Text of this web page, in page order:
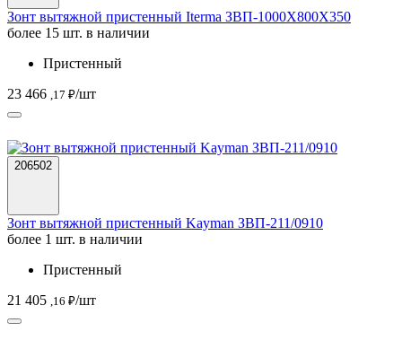
Зонт вытяжной пристенный Iterma ЗВП-1000Х800Х350
более 15 шт. в наличии
Пристенный
23 466 ,17 ₽/шт
206502
Зонт вытяжной пристенный Kayman ЗВП-211/0910
более 1 шт. в наличии
Пристенный
21 405 ,16 ₽/шт